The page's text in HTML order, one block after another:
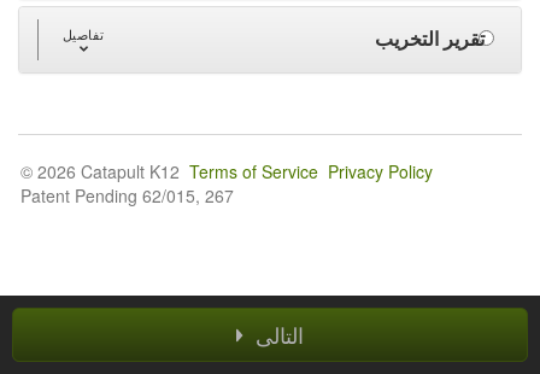
تقرير التخريب تفاصيل
التالى
© 2026 Catapult K12 Terms of Service Privacy Policy
Patent Pending 62/015, 267